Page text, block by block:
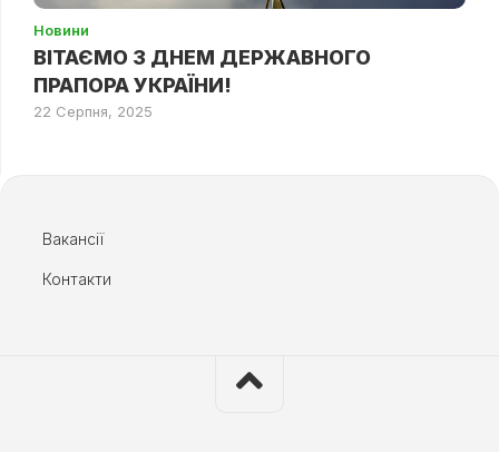
Новини
ВІТАЄМО З ДНЕМ ДЕРЖАВНОГО
ПРАПОРА УКРАЇНИ!
22 Серпня, 2025
Вакансії
Контакти